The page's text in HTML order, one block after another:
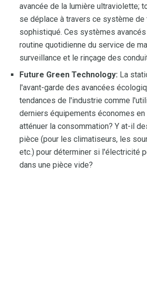
avancée de la lumière ultraviolette;
se déplace à travers ce système de
sophistiqué. Ces systèmes
routine quotidienne du service de
surveillance et le rinçage des
Future Green Technology: La
l'avant-garde des avancées
tendances de l'industrie comme
derniers équipements économes en
atténuer la consommation? Y at-il
pièce (pour les climatiseurs, les
etc.) pour déterminer si l'électricité
dans une pièce vide?